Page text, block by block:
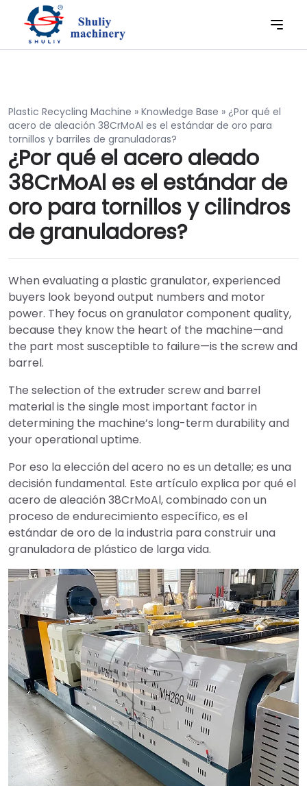
Plastic Recycling Machine » Knowledge Base » ¿Por qué el
acero de aleación 38CrMoAl es el estándar de oro para
tornillos y barriles de granuladoras?
¿Por qué el acero aleado
38CrMoAl es el estándar de
oro para tornillos y cilindros
de granuladores?
When evaluating a plastic granulator, experienced
buyers look beyond output numbers and motor
power. They focus on granulator component quality,
because they know the heart of the machine—and
the part most susceptible to failure—is the screw and
barrel.
The selection of the extruder screw and barrel
material is the single most important factor in
determining the machine’s long-term durability and
your operational uptime.
Por eso la elección del acero no es un detalle; es una
decisión fundamental. Este artículo explica por qué el
acero de aleación 38CrMoAl, combinado con un
proceso de endurecimiento específico, es el
estándar de oro de la industria para construir una
granuladora de plástico de larga vida.